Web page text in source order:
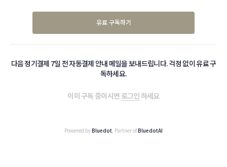
유료 구독하기
다음 정기결제 7일 전 자동결제 안내 메일을 보내드립니다. 걱정 없이 유료 구
독하세요.
이미 구독 중이시면 로그인하세요
Powered byBluedot, Partner ofBluedotAI